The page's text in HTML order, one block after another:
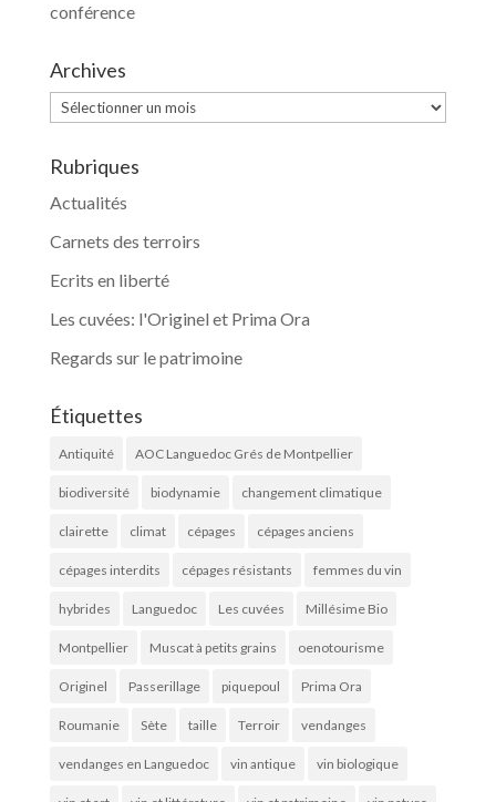
conférence
Archives
Archives
Rubriques
Actualités
Carnets des terroirs
Ecrits en liberté
Les cuvées: l'Originel et Prima Ora
Regards sur le patrimoine
Étiquettes
Antiquité AOC Languedoc Grés de Montpellier
biodiversité biodynamie changement climatique
clairette climat cépages cépages anciens
cépages interdits cépages résistants femmes du vin
hybrides Languedoc Les cuvées Millésime Bio
Montpellier Muscat à petits grains oenotourisme
Originel Passerillage piquepoul Prima Ora
Roumanie Sète taille Terroir vendanges
vendanges en Languedoc vin antique vin biologique